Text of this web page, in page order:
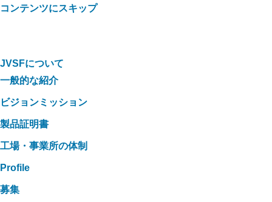
コンテンツにスキップ
JVSFについて
一般的な紹介
ビジョンミッション
製品証明書
工場・事業所の体制
Profile
募集